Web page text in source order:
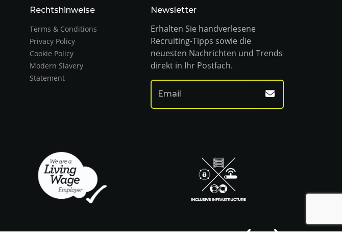
Rechtshinweise
Terms & Conditions
Privacy Policy
Cookie Policy
Modern Slavery
Statement
Newsletter
Erhalten Sie handverlesene
Recruiting-Tipps sowie die
neuesten Nachrichten und Trends
direkt in Ihr Postfach.